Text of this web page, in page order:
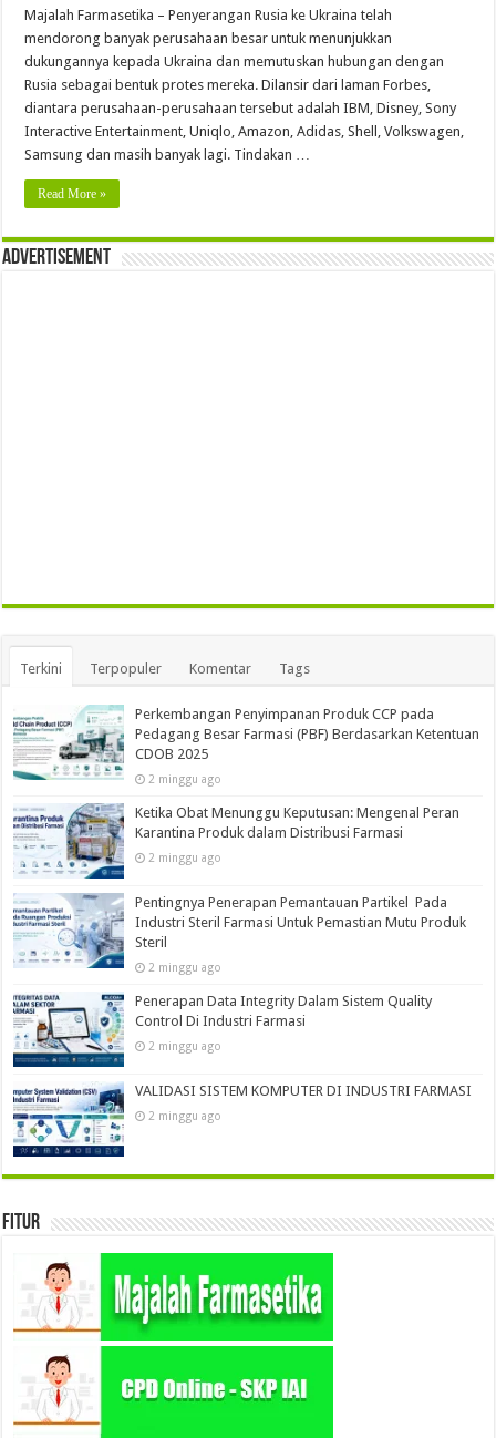
Majalah Farmasetika – Penyerangan Rusia ke Ukraina telah
mendorong banyak perusahaan besar untuk menunjukkan
dukungannya kepada Ukraina dan memutuskan hubungan dengan
Rusia sebagai bentuk protes mereka. Dilansir dari laman Forbes,
diantara perusahaan-perusahaan tersebut adalah IBM, Disney, Sony
Interactive Entertainment, Uniqlo, Amazon, Adidas, Shell, Volkswagen,
Samsung dan masih banyak lagi. Tindakan …
Read More »
Advertisement
Terkini Terpopuler Komentar Tags
Perkembangan Penyimpanan Produk CCP pada
Pedagang Besar Farmasi (PBF) Berdasarkan Ketentuan
CDOB 2025
2 minggu ago
Ketika Obat Menunggu Keputusan: Mengenal Peran
Karantina Produk dalam Distribusi Farmasi
2 minggu ago
Pentingnya Penerapan Pemantauan Partikel Pada
Industri Steril Farmasi Untuk Pemastian Mutu Produk
Steril
2 minggu ago
Penerapan Data Integrity Dalam Sistem Quality
Control Di Industri Farmasi
2 minggu ago
VALIDASI SISTEM KOMPUTER DI INDUSTRI FARMASI
2 minggu ago
Fitur